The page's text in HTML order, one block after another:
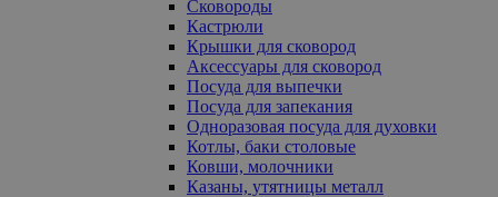
Сковороды
Кастрюли
Крышки для сковород
Аксессуары для сковород
Посуда для выпечки
Посуда для запекания
Одноразовая посуда для духовки
Котлы, баки столовые
Ковши, молочники
Казаны, утятницы металл